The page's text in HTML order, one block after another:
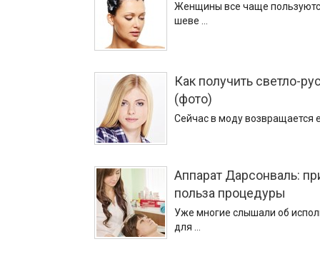
Женщины все чаще
шеве …
Как получить светло-
(фото)
Сейчас в моду возвращается
Аппарат Дарсонваль:
польза процедуры
Уже многие слышали об
для …